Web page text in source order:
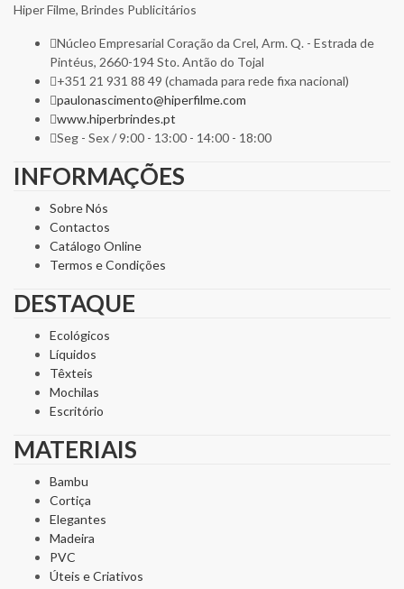
Hiper Filme, Brindes Publicitários
Núcleo Empresarial Coração da Crel, Arm. Q. - Estrada de
Pintéus, 2660-194 Sto. Antão do Tojal
+351 21 931 88 49 (chamada para rede fixa nacional)
paulonascimento@hiperfilme.com
www.hiperbrindes.pt
Seg - Sex / 9:00 - 13:00 - 14:00 - 18:00
INFORMAÇÕES
Sobre Nós
Contactos
Catálogo Online
Termos e Condições
DESTAQUE
Ecológicos
Líquidos
Têxteis
Mochilas
Escritório
MATERIAIS
Bambu
Cortiça
Elegantes
Madeira
PVC
Úteis e Criativos